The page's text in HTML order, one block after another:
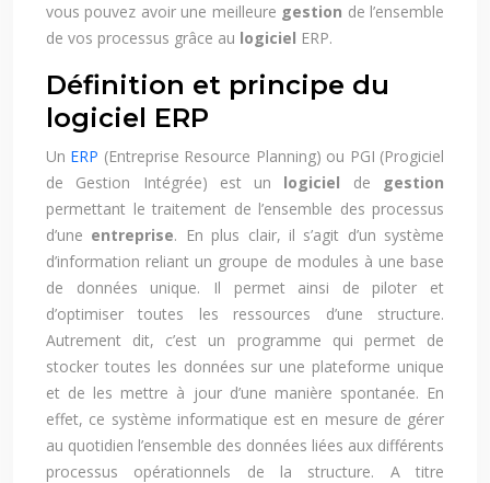
vous pouvez avoir une meilleure gestion de l’ensemble
de vos processus grâce au logiciel ERP.
Définition et principe du
logiciel ERP
Un ERP (Entreprise Resource Planning) ou PGI (Progiciel
de Gestion Intégrée) est un logiciel de
gestion
permettant le traitement de l’ensemble des processus
d’une entreprise. En plus clair, il s’agit d’un système
d’information reliant un groupe de modules à une base
de données unique. Il permet ainsi de piloter et
d’optimiser toutes les ressources d’une structure.
Autrement dit, c’est un programme qui permet de
stocker toutes les données sur une plateforme unique
et de les mettre à jour d’une manière spontanée. En
effet, ce système informatique est en mesure de gérer
au quotidien l’ensemble des données liées aux différents
processus opérationnels de la structure. A titre